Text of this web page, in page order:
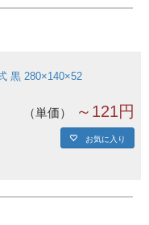
黒 280×140×52
単価 ～121円
お気に入り